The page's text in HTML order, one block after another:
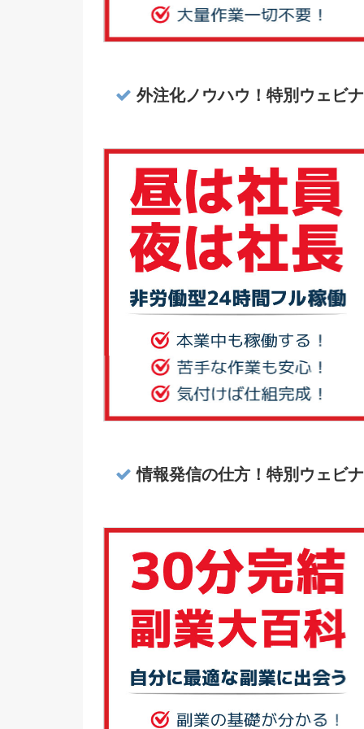
外注化ノウハウ！特別ウェビ
情報発信の仕方！特別ウェビ